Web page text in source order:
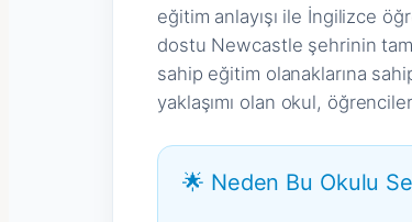
eğitim anlayışı ile İngilizce
dostu Newcastle şehrinin
sahip eğitim olanaklarına
yaklaşımı olan okul,
🌟 Neden Bu Okulu